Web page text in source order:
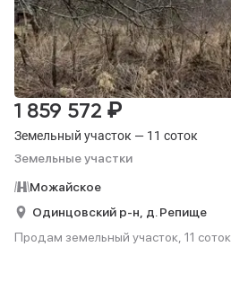
Земельный участок — 11 соток
Земельные участки
1 859 572 ₽
Можайское
Одинцовский р-н, д. Репище
Продам земельный участок, 11 соток.